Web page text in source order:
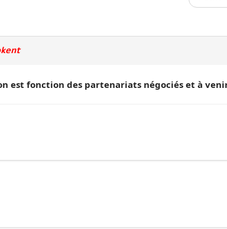
est fonction des partenariats négociés et à